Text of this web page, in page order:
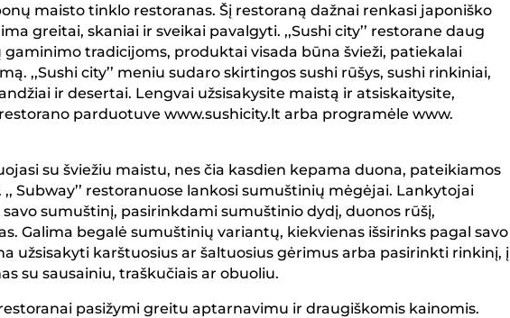
maisto tinklo restoranas. Šį restoraną dažnai renkasi japoniško
greitai, skaniai ir sveikai pavalgyti. ,,Sushi city’’ restorane daug
tradicijoms, produktai visada būna švieži, patiekalai
,,Sushi city’’ meniu sudaro skirtingos sushi rūšys, sushi rinkiniai,
ir desertai. Lengvai užsisakysite maistą ir atsiskaitysite,
parduotuve www.sushicity.lt arba programėle www.
su šviežiu maistu, nes čia kasdien kepama duona, pateikiamos
,, Subway’’ restoranuose lankosi sumuštinių mėgėjai. Lankytojai
sumuštinį, pasirinkdami sumuštinio dydį, duonos rūšį,
Galima begalė sumuštinių variantų, kiekvienas išsirinks pagal savo
užsisakyti karštuosius ar šaltuosius gėrimus arba pasirinkti rinkinį, į
su sausainiu, traškučiais ar obuoliu.
pasižymi greitu aptarnavimu ir draugiškomis kainomis.